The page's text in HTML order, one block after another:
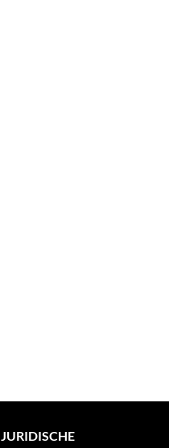
JURIDISCHE